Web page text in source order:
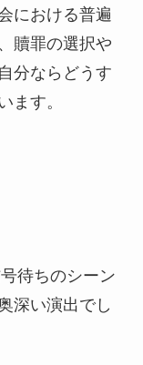
における普遍
贖罪の選択や
分ならどうす
ます。
待ちのシーン
深い演出でし